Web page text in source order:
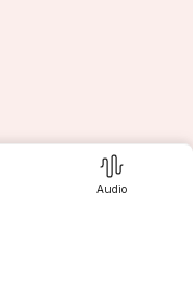
Audio